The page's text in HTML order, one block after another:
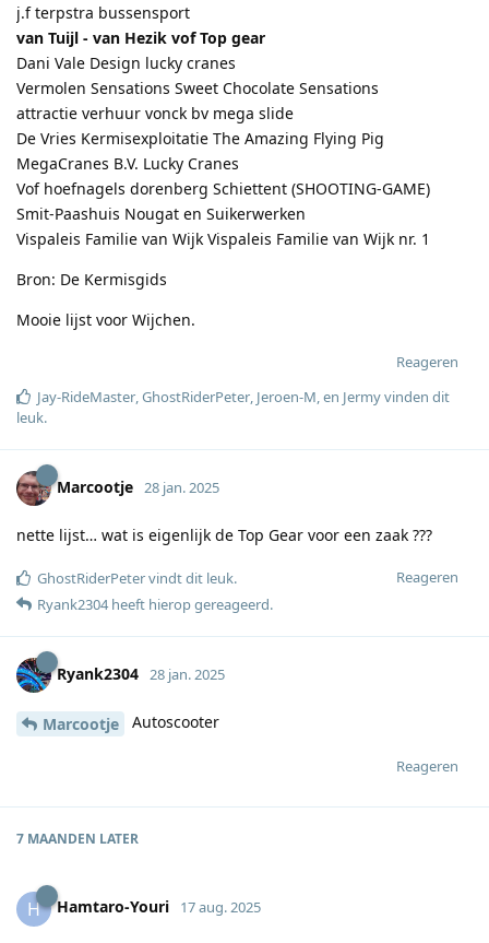
j.f terpstra bussensport
van Tuijl - van Hezik vof Top gear
Dani Vale Design lucky cranes
Vermolen Sensations Sweet Chocolate Sensations
attractie verhuur vonck bv mega slide
De Vries Kermisexploitatie The Amazing Flying Pig
MegaCranes B.V. Lucky Cranes
Vof hoefnagels dorenberg Schiettent (SHOOTING-GAME)
Smit-Paashuis Nougat en Suikerwerken
Vispaleis Familie van Wijk Vispaleis Familie van Wijk nr. 1
Bron: De Kermisgids
Mooie lijst voor Wijchen.
Reageren
Jay-RideMaster,GhostRiderPeter, Jeroen-M, en Jermyvinden dit
leuk.
Marcootje 28 jan. 2025
nette lijst… wat is eigenlijk de Top Gear voor een zaak ???
Reageren
GhostRiderPetervindt dit leuk.
Ryank2304heeft hierop gereageerd.
Ryank2304 28 jan. 2025
Marcootje Autoscooter
Reageren
7 MAANDEN LATER
H Hamtaro-Youri 17 aug. 2025